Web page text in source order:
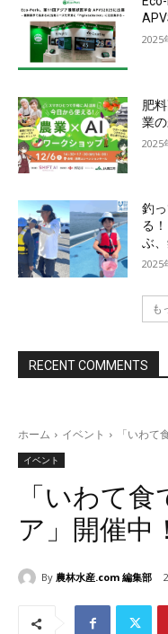
2025
肥
業
2025
釣
る
ぶ
2025
も
RECENT COMMENTS